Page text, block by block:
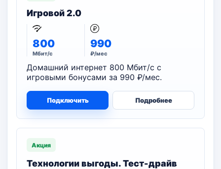
Игровой 2.0
800
Мбит/с
990
₽/мес
Домашний интернет 800 Мбит/с с
игровыми бонусами за 990 ₽/мес.
Подключить Подробнее
Акция
Технологии выгоды. Тест-драйв